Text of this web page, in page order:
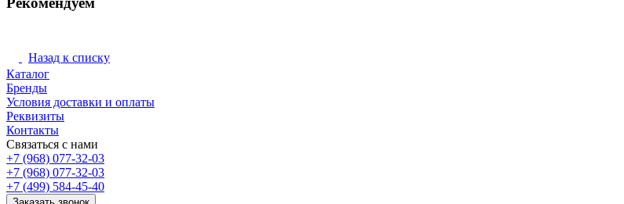
Назад к списку
Каталог
Бренды
Условия доставки и оплаты
Реквизиты
Контакты
Связаться с нами
+7 (968) 077-32-03
+7 (968) 077-32-03
+7 (499) 584-45-40